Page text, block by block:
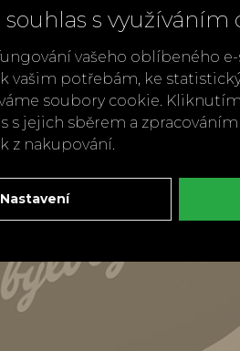
s využíváním
vašeho oblíbeného
vašim potřebám, ke
soubory cookie.
s jejich sběrem a
z nakupování.
Nastavení